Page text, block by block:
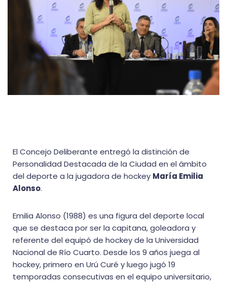
El Concejo Deliberante entregó la distinción de
Personalidad Destacada de la Ciudad en el ámbito
del deporte a la jugadora de hockey María Emilia
Alonso.
Emilia Alonso (1988) es una figura del deporte local
que se destaca por ser la capitana, goleadora y
referente del equipó de hockey de la Universidad
Nacional de Río Cuarto. Desde los 9 años juega al
hockey, primero en Urú Curé y luego jugó 19
temporadas consecutivas en el equipo universitario,